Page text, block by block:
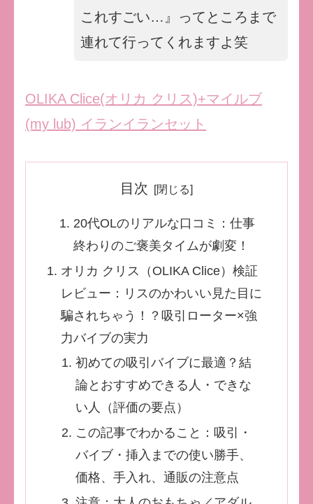
これすごい…』ってところまで
連れて行ってくれますよ笑
OLIKA Clice(オリカ クリス)+マイルブ
(my lub) イランイランセット
目次
20代OLのリアルな口コミ：仕事
終わりのご褒美タイムが劇変！
オリカ クリス（OLIKA Clice）検証
レビュー：リスのかわいい見た目に
騙されちゃう！？吸引ローター×強
力バイブの実力
初めての吸引バイブに最適？結
論とおすすめできる人・できな
い人（評価の要点）
この記事でわかること：吸引・
バイブ・挿入までの使い勝手、
価格、手入れ、通販の注意点